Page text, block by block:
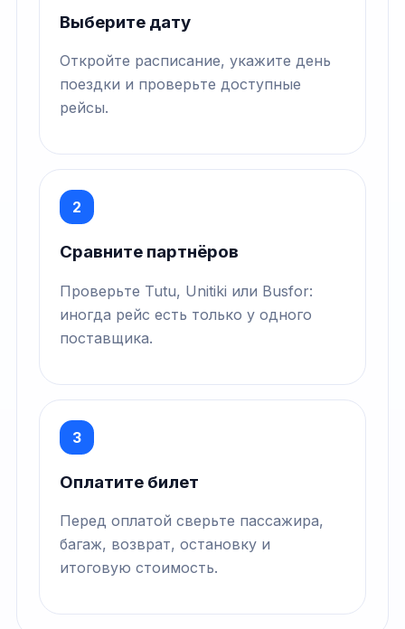
Выберите дату
Откройте расписание, укажите день
поездки и проверьте доступные
рейсы.
2
Сравните партнёров
Проверьте Tutu, Unitiki или Busfor:
иногда рейс есть только у одного
поставщика.
3
Оплатите билет
Перед оплатой сверьте пассажира,
багаж, возврат, остановку и
итоговую стоимость.